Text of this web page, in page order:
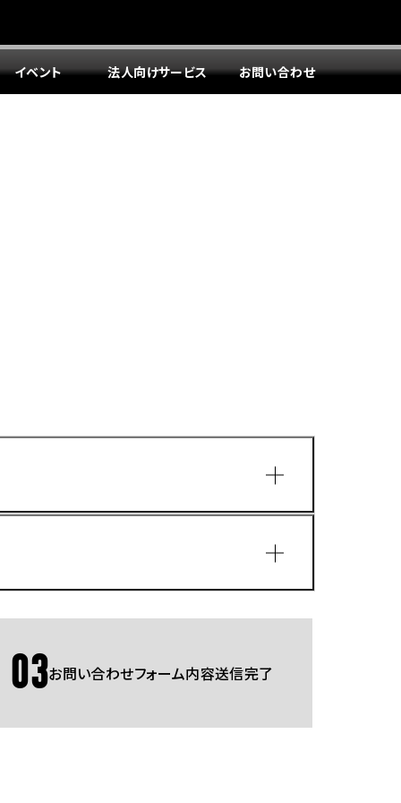
イベント 法人向けサービス お問い合わせ
03お問い合わせフォーム内容送信完了